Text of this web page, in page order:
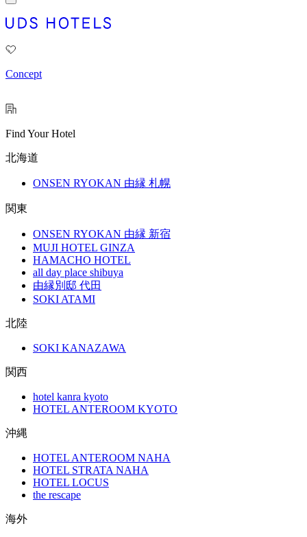
Concept
Find Your Hotel
北海道
ONSEN RYOKAN 由縁 札幌
関東
ONSEN RYOKAN 由縁 新宿
MUJI HOTEL GINZA
HAMACHO HOTEL
all day place shibuya
由縁別邸 代田
SOKI ATAMI
北陸
SOKI KANAZAWA
関西
hotel kanra kyoto
HOTEL ANTEROOM KYOTO
沖縄
HOTEL ANTEROOM NAHA
HOTEL STRATA NAHA
HOTEL LOCUS
the rescape
海外